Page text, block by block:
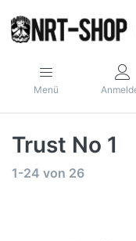
Menü
Trust No 1
1-24 von 26